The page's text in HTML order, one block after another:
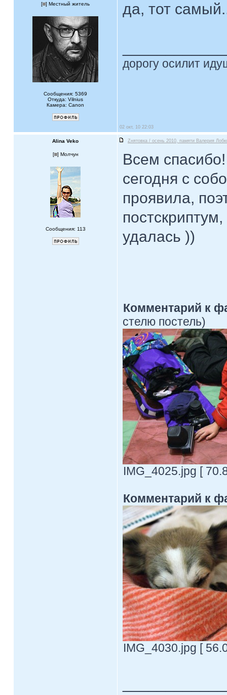
[ ] Местный житель
Сообщения: 5369
Откуда: Vilnius
Камера: Canon
да, тот
дорогу осилит
02 окт, 10 22:03
Alina Veko Zнятовка / осень 2010, памяти Валерия
[ ] Молчун
Сообщения: 113
Всем
сегодня с
проявила,
удалась ))
Комментарий к
стелю постель)
IMG_4025.jpg [
Комментарий к
IMG_4030.jpg [